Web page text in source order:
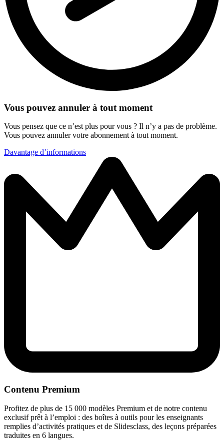
Vous pouvez annuler à tout moment
Vous pensez que ce n’est plus pour vous ? Il n’y a pas de problème.
Vous pouvez annuler votre abonnement à tout moment.
Davantage d’informations
Contenu Premium
Profitez de plus de 15 000 modèles Premium et de notre contenu
exclusif prêt à l’emploi : des boîtes à outils pour les enseignants
remplies d’activités pratiques et de Slidesclass, des leçons préparées
traduites en 6 langues.